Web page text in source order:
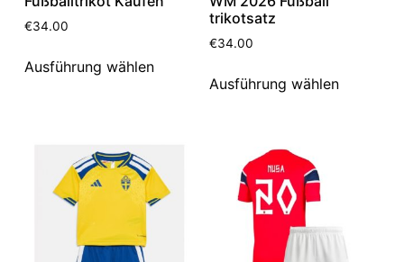
€34.00
Ausführung wählen
trikotsatz
€34.00
Ausführung wählen